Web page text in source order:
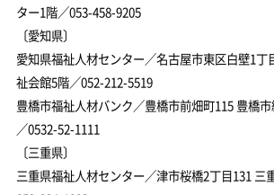
ター1階／053-458-9205
〔愛知県〕
愛知県福祉人材センター／名古屋市東区白壁1丁
祉会館5階／052-212-5519
豊橋市福祉人材バンク／豊橋市前畑町115 豊橋
／0532-52-1111
〔三重県〕
三重県福祉人材センター／津市桜橋2丁目131 三